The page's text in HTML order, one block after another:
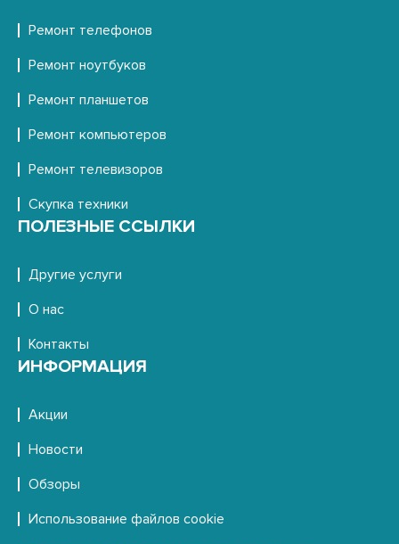
Ремонт телефонов
Ремонт ноутбуков
Ремонт планшетов
Ремонт компьютеров
Ремонт телевизоров
Скупка техники
ПОЛЕЗНЫЕ ССЫЛКИ
Другие услуги
О нас
Контакты
ИНФОРМАЦИЯ
Акции
Новости
Обзоры
Использование файлов cookie